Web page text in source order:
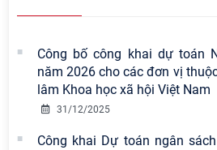
Công bố công khai dự toán
năm 2026 cho các đơn vị
lâm Khoa học xã hội Việt Nam
31/12/2025
Công khai Dự toán ngân